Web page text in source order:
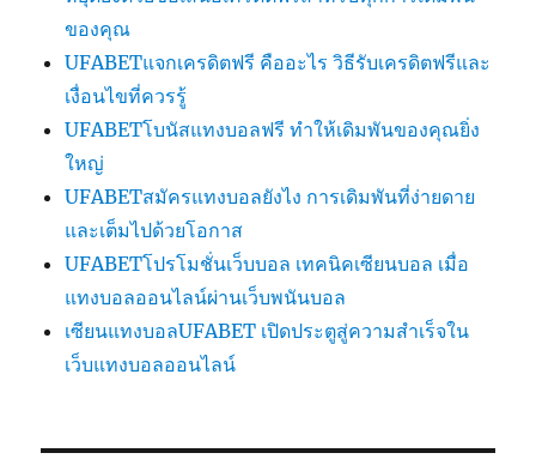
ของคุณ
UFABETแจกเครดิตฟรี คืออะไร วิธีรับเครดิตฟรีและ
เงื่อนไขที่ควรรู้
UFABETโบนัสแทงบอลฟรี ทำให้เดิมพันของคุณยิ่ง
ใหญ่
UFABETสมัครแทงบอลยังไง การเดิมพันที่ง่ายดาย
และเต็มไปด้วยโอกาส
UFABETโปรโมชั่นเว็บบอล เทคนิคเซียนบอล เมื่อ
แทงบอลออนไลน์ผ่านเว็บพนันบอล
เซียนแทงบอลUFABET เปิดประตูสู่ความสำเร็จใน
เว็บแทงบอลออนไลน์